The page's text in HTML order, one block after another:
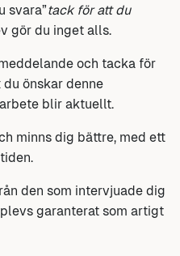
svara”tack för att du
gör du inget alls.
och tacka för
önskar denne
blir aktuellt.
minns dig bättre, med ett
den som intervjuade dig
garanterat som artigt